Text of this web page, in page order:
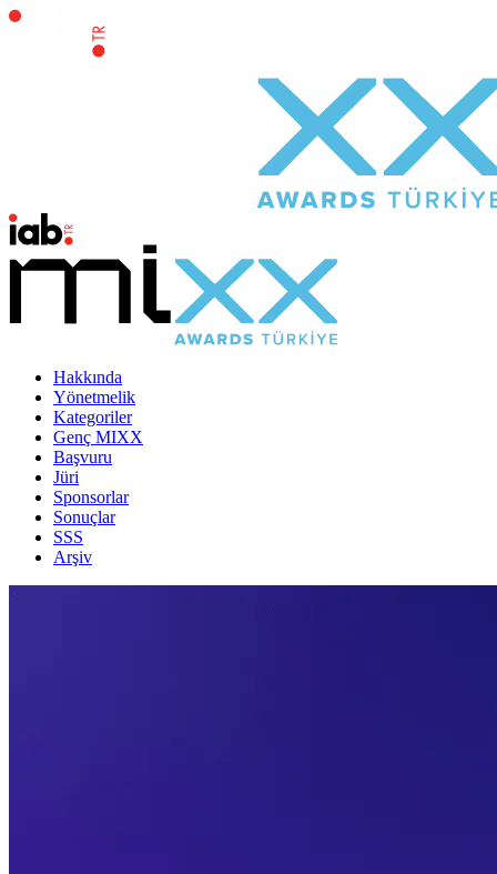
Hakkında
Yönetmelik
Kategoriler
Genç MIXX
Başvuru
Jüri
Sponsorlar
Sonuçlar
SSS
Arşiv